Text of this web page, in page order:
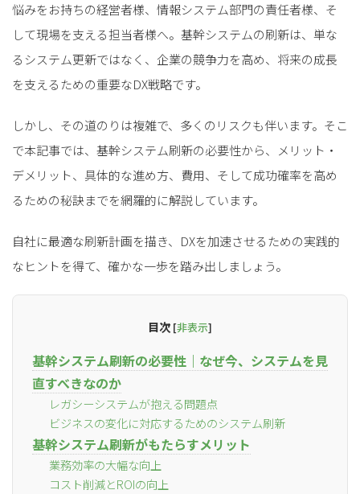
悩みをお持ちの経営者様、情報システム部門の責任者様、そ
して現場を支える担当者様へ。基幹システムの刷新は、単な
るシステム更新ではなく、企業の競争力を高め、将来の成長
を支えるための重要なDX戦略です。
しかし、その道のりは複雑で、多くのリスクも伴います。そこ
で本記事では、基幹システム刷新の必要性から、メリット・
デメリット、具体的な進め方、費用、そして成功確率を高め
るための秘訣までを網羅的に解説しています。
自社に最適な刷新計画を描き、DXを加速させるための実践的
なヒントを得て、確かな一歩を踏み出しましょう。
目次 [非表示]
基幹システム刷新の必要性｜なぜ今、システムを見
直すべきなのか
レガシーシステムが抱える問題点
ビジネスの変化に対応するためのシステム刷新
基幹システム刷新がもたらすメリット
業務効率の大幅な向上
コスト削減とROIの向上